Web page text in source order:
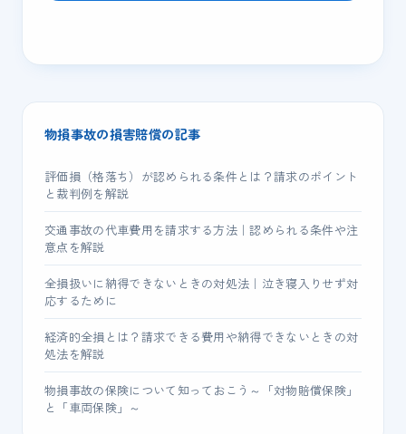
物損事故の損害賠償の記事
評価損（格落ち）が認められる条件とは？請求のポイント
と裁判例を解説
交通事故の代車費用を請求する方法｜認められる条件や注
意点を解説
全損扱いに納得できないときの対処法｜泣き寝入りせず対
応するために
経済的全損とは？請求できる費用や納得できないときの対
処法を解説
物損事故の保険について知っておこう～「対物賠償保険」
と「車両保険」～